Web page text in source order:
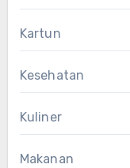
Kartun
Kesehatan
Kuliner
Makanan